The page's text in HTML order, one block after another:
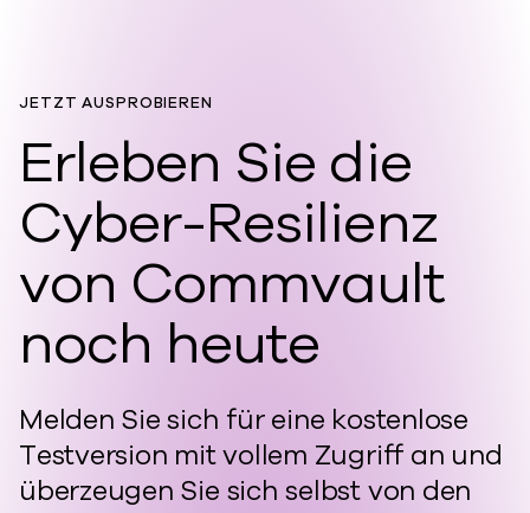
JETZT AUSPROBIEREN
Erleben Sie die
Cyber-Resilienz
von Commvault
noch heute
Melden Sie sich für eine kostenlose
Testversion mit vollem Zugriff an und
überzeugen Sie sich selbst von den